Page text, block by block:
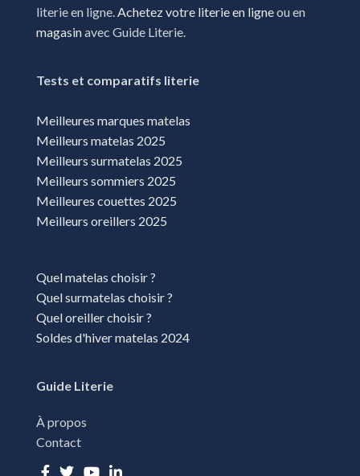
literie en ligne. Achetez votre literie en ligneou en
magasinavec Guide Literie.
Tests et comparatifs literie
Meilleures marques matelas
Meilleurs matelas 2025
Meilleurs surmatelas 2025
Meilleurs sommiers 2025
Meilleures couettes 2025
Meilleurs oreillers 2025
Quel matelas choisir ?
Quel surmatelas choisir ?
Quel oreiller choisir ?
Soldes d'hiver matelas 2024
Guide Literie
À propos
Contact